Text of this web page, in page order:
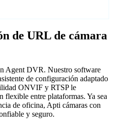
de URL de cámara
Agent DVR. Nuestro software
de configuración adaptado
ONVIF y RTSP le
flexible entre plataformas. Ya sea
de oficina, Apti cámaras con
y seguro.